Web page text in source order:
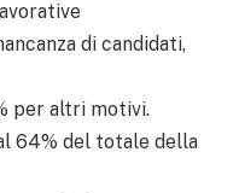
di candidati,
per altri motivi.
64% del totale della